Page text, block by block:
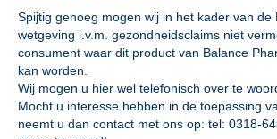
Spijtig genoeg mogen wij in het kader van de
wetgeving i.v.m. gezondheidsclaims niet
consument waar dit product van Balance
kan worden.
Wij mogen u hier wel telefonisch over te
Mocht u interesse hebben in de toepassing
neemt u dan contact met ons op: tel: 0318-